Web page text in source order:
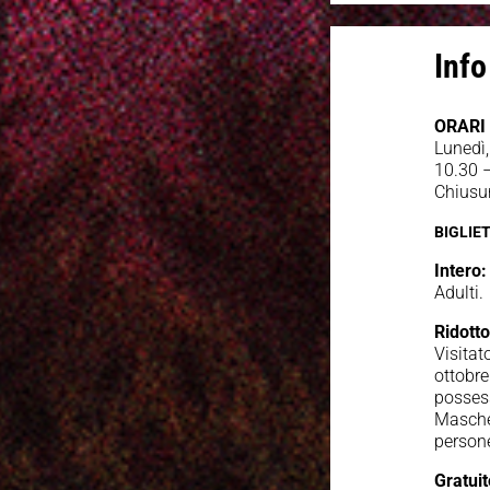
ORARI
10.30